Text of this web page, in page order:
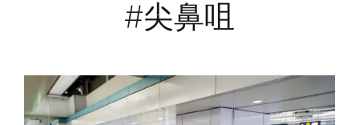
#尖鼻咀